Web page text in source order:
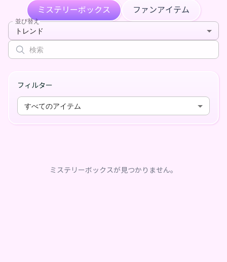
ミステリーボックス ファンアイテム
並び替え
トレンド
フィルター
すべてのアイテム
ミステリーボックスが見つかりません。